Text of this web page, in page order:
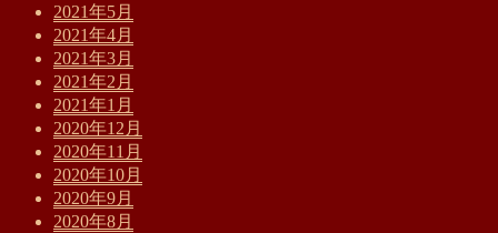
2021年5月
2021年4月
2021年3月
2021年2月
2021年1月
2020年12月
2020年11月
2020年10月
2020年9月
2020年8月